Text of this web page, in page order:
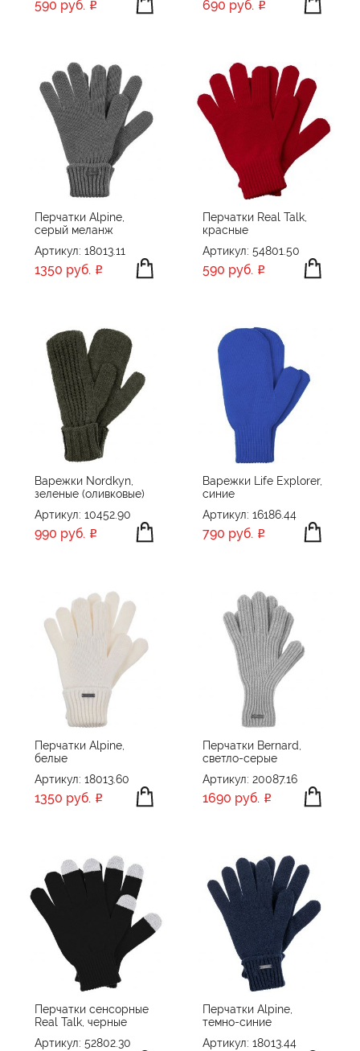
590 руб. 690 руб.
Перчатки Alpine,
серый меланж
Артикул: 18013.11
1350 руб.
Перчатки Real Talk,
красные
Артикул: 54801.50
590 руб.
Варежки Nordkyn,
зеленые (оливковые)
Артикул: 10452.90
990 руб.
Варежки Life Explorer,
синие
Артикул: 16186.44
790 руб.
Перчатки Alpine,
белые
Артикул: 18013.60
1350 руб.
Перчатки Bernard,
светло-серые
Артикул: 20087.16
1690 руб.
Перчатки сенсорные
Real Talk, черные
Артикул: 52802.30
Перчатки Alpine,
темно-синие
Артикул: 18013.44